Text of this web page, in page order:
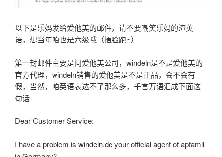
以下是乐妈发给爱他美的邮件，请不要嘲笑乐妈的渣英
语，想当年咱也是六级哦（捂脸跑~）
第一封邮件主要是问爱他美公司，windeln是不是爱他美的
官方代理，windeln销售的爱他美是不是正品，会不会有
假，当然，咱英语表达不了那么多，千言万语汇成下面这
句话
Dear Customer Service:
I have a problem is windeln.deyour official agent of aptamil